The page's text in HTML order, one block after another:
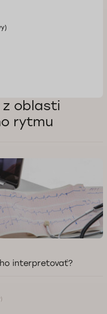
z oblasti
rytmu
interpretovať?